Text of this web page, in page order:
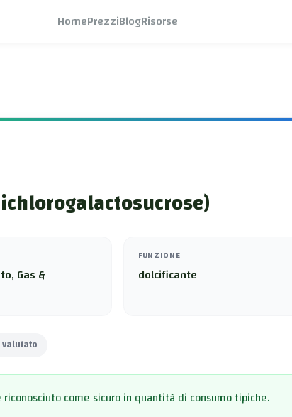
HomePrezziBlogRisorse
Gas &
FUNZIONE
dolcificante
valutato
come sicuro in quantità di consumo tipiche.